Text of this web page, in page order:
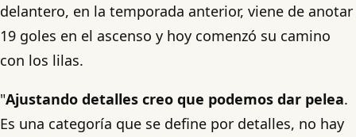
delantero, en la temporada anterior, viene de anotar
19 goles en el ascenso y hoy comenzó su camino
con los lilas.
"Ajustando detalles creo que podemos dar pelea.
Es una categoría que se define por detalles, no hay